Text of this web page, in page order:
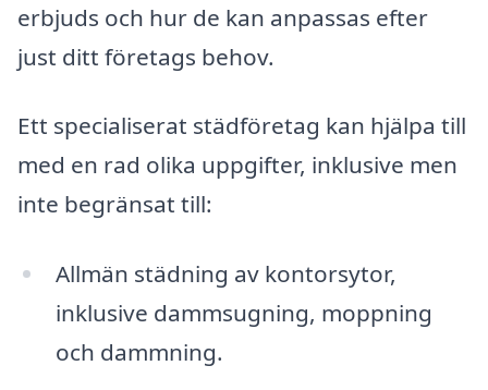
erbjuds och hur de kan anpassas efter
just ditt företags behov.
Ett specialiserat städföretag kan hjälpa till
med en rad olika uppgifter, inklusive men
inte begränsat till:
Allmän städning av kontorsytor,
inklusive dammsugning, moppning
och dammning.